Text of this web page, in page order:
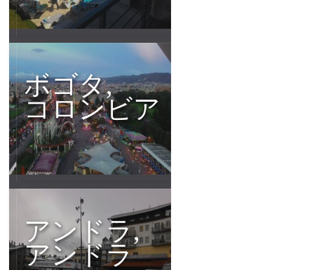
ボゴタ,
コロンビア
アンドラ,
アンドラ